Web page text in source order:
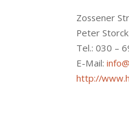
Zossener
Peter Storck
Tel.: 030 –
E-Mail:
http://